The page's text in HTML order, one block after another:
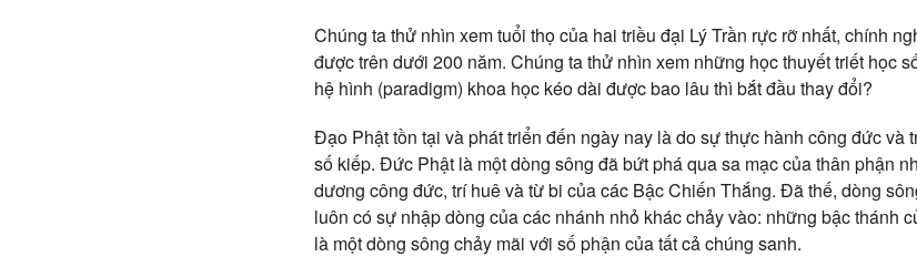
Chúng ta thử nhìn xem tuổi thọ của hai triều đại Lý Trần rực rỡ nhất, chính
được trên dưới 200 năm. Chúng ta thử nhìn xem những học thuyết triết học
hệ hình (paradigm) khoa học kéo dài được bao lâu thì bắt đầu thay đổi?
Đạo Phật tồn tại và phát triển đến ngày nay là do sự thực hành công đức và
số kiếp. Đức Phật là một dòng sông đã bứt phá qua sa mạc của thân phận
dương công đức, trí huê và từ bi của các Bậc Chiến Thắng. Đã thế, dòng
luôn có sự nhập dòng của các nhánh nhỏ khác chảy vào: những bậc thánh
là một dòng sông chảy mãi với số phận của tất cả chúng sanh.